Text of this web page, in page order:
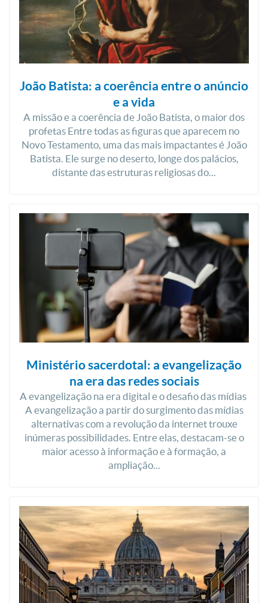
João Batista: a coerência entre o anúncio
e a vida
A missão e a coerência de João Batista, o maior dos
profetas Entre todas as figuras que aparecem no
Novo Testamento, uma das mais impactantes é João
Batista. Ele surge no deserto, longe dos palácios,
distante das estruturas religiosas do...
Ministério sacerdotal: a evangelização
na era das redes sociais
A evangelização na era digital e o desafio das mídias
A evangelização a partir do surgimento das mídias
alternativas com a revolução da internet trouxe
inúmeras possibilidades. Entre elas, destacam-se o
maior acesso à informação e à formação, a
ampliação...